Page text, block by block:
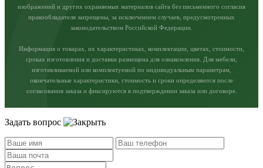
изображений и других охраняемых материалов сайта без письменного согласия
правообладателя запрещены, за исключением случаев, предусмотренных
законодательством Российской Федерации.
Информация о товарах, их характеристиках, комплектации, цветах, стоимости,
сроках изготовления и доставки размещена для ознакомления. Для мебели,
изготавливаемой или комплектуемой по индивидуальным параметрам,
окончательные характеристики, стоимость и сроки определяются после
согласования заказа и фиксируются в подтверждении заказа или договоре.
Задать вопрос